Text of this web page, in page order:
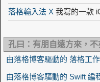
落格輸入法 X 我寫的一款
孔曰：有朋自遠方來，不
由落格博客驅動的 落格工
由落格博客驅動的 Swift 編